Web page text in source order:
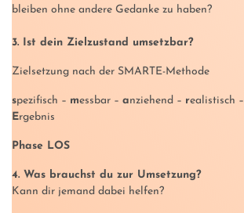
bleiben ohne andere Gedanke zu haben?
3. Ist dein Zielzustand umsetzbar?
Zielsetzung nach der SMARTE-Methode
spezifisch – messbar – anziehend – realistisch –
Ergebnis
Phase LOS
4. Was brauchst du zur Umsetzung?
Kann dir jemand dabei helfen?